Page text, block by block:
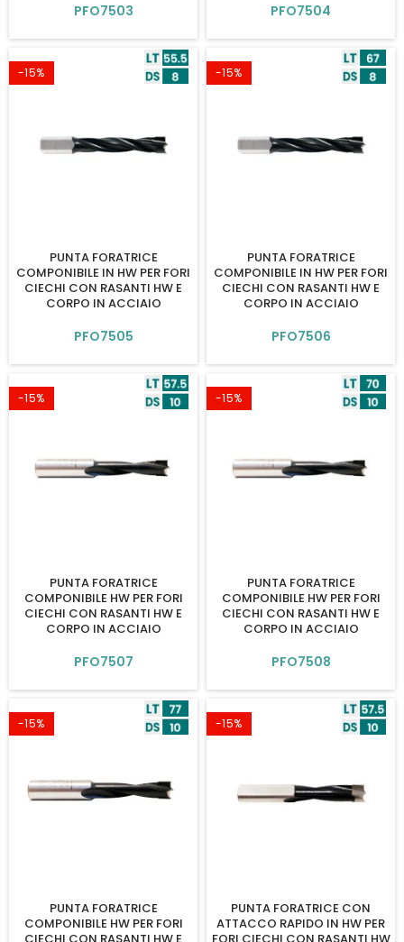
PFO7503 PFO7504
-15%
PUNTA FORATRICE
COMPONIBILE IN HW PER FORI
CIECHI CON RASANTI HW E
CORPO IN ACCIAIO
PFO7505
-15%
PUNTA FORATRICE
COMPONIBILE IN HW PER FORI
CIECHI CON RASANTI HW E
CORPO IN ACCIAIO
PFO7506
-15%
PUNTA FORATRICE
COMPONIBILE HW PER FORI
CIECHI CON RASANTI HW E
CORPO IN ACCIAIO
PFO7507
-15%
PUNTA FORATRICE
COMPONIBILE HW PER FORI
CIECHI CON RASANTI HW E
CORPO IN ACCIAIO
PFO7508
-15%
PUNTA FORATRICE
COMPONIBILE HW PER FORI
-15%
PUNTA FORATRICE CON
ATTACCO RAPIDO IN HW PER